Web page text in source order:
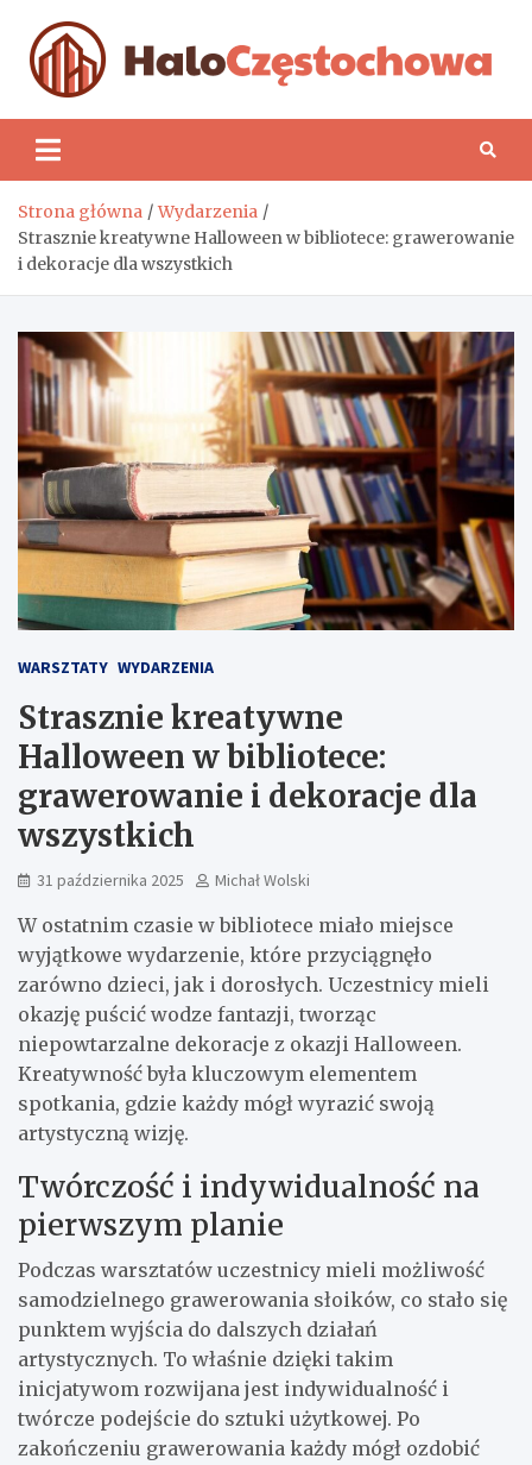
content
Strona główna
Wydarzenia
Strasznie kreatywne Halloween w bibliotece: grawerowanie
i dekoracje dla wszystkich
WARSZTATY WYDARZENIA
Strasznie kreatywne
Halloween w bibliotece:
grawerowanie i dekoracje dla
wszystkich
31 października 2025 Michał Wolski
W ostatnim czasie w bibliotece miało miejsce
wyjątkowe wydarzenie, które przyciągnęło
zarówno dzieci, jak i dorosłych. Uczestnicy mieli
okazję puścić wodze fantazji, tworząc
niepowtarzalne dekoracje z okazji Halloween.
Kreatywność była kluczowym elementem
spotkania, gdzie każdy mógł wyrazić swoją
artystyczną wizję.
Twórczość i indywidualność na
pierwszym planie
Podczas warsztatów uczestnicy mieli możliwość
samodzielnego grawerowania słoików, co stało się
punktem wyjścia do dalszych działań
artystycznych. To właśnie dzięki takim
inicjatywom rozwijana jest indywidualność i
twórcze podejście do sztuki użytkowej. Po
zakończeniu grawerowania każdy mógł ozdobić